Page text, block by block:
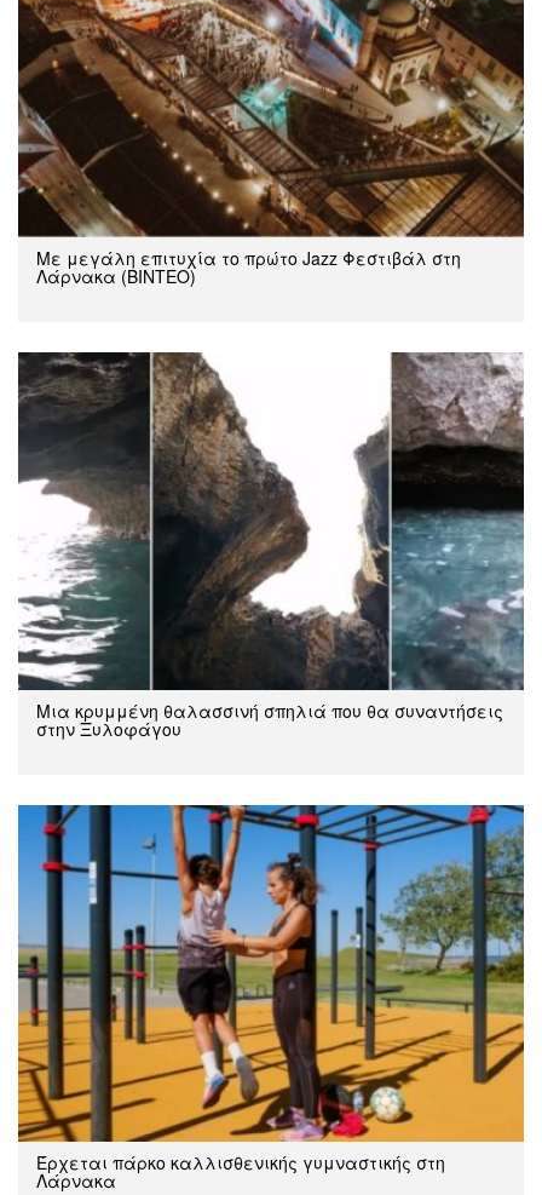
Με μεγάλη επιτυχία το πρώτο Jazz Φεστιβάλ στη
Λάρνακα (ΒΙΝΤΕΟ)
Μια κρυμμένη θαλασσινή σπηλιά που θα συναντήσεις
στην Ξυλοφάγου
Έρχεται πάρκο καλλισθενικής γυμναστικής στη
Λάρνακα